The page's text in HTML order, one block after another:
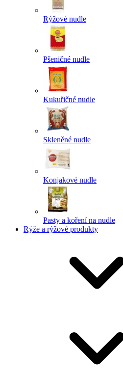
Rýžové nudle
Pšeničné nudle
Kukuřičné nudle
Skleněné nudle
Konjakové nudle
Pasty a koření na nudle
Rýže a rýžové produkty